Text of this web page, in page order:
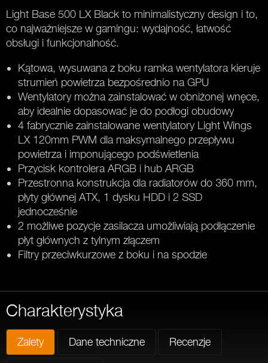
Light Base 500 LX Black to minimalistyczny design i to,
co najważniejsze w gamingu: wydajność, łatwość
obsługi i funkcjonalność.
Kątowa, wysuwana z boku ramka wentylatora kieruje
strumień powietrza bezpośrednio na GPU
Wentylatory można zainstalować w obniżonej wnęce,
aby idealnie dopasować je do podłogi obudowy
4 fabrycznie zainstalowane wentylatory Light Wings
LX 120mm PWM dla maksymalnego przepływu
powietrza i imponującego podświetlenia
Przycisk kontrolera ARGB i hub ARGB
Przestronna konstrukcja dla radiatorów do 360 mm,
płyty głównej ATX, 1 dysku HDD i 2 SSD
jednocześnie
2 możliwe pozycje zasilacza umożliwiają podłączenie
płyt głównych z tylnym złączem
Filtry przeciwkurzowe z boku i na spodzie
Charakterystyka
Zalety Dane techniczne Recenzje